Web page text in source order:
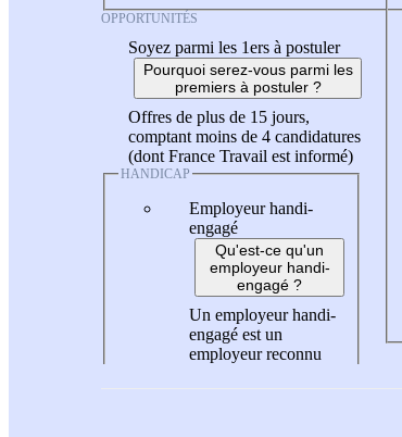
OPPORTUNITÉS
Soyez parmi les 1ers à postuler
Pourquoi serez-vous parmi les
premiers à postuler ?
Offres de plus de 15 jours,
comptant moins de 4 candidatures
(dont France Travail est informé)
HANDICAP
Employeur handi-
engagé
Qu'est-ce qu'un
employeur handi-
engagé ?
Un employeur handi-
engagé est un
employeur reconnu